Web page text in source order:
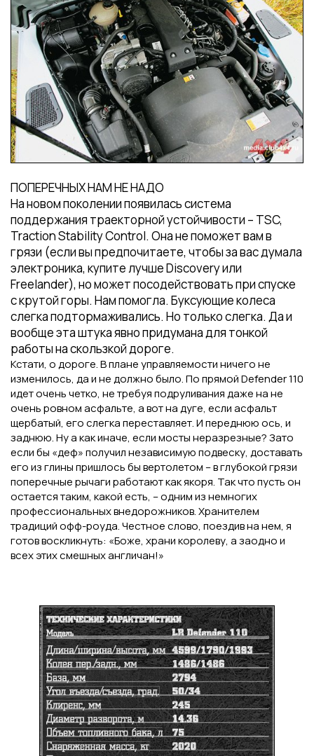
ПОПЕРЕЧНЫХ НАМ НЕ НАДО
На новом поколении появилась система
поддержания траекторной устойчивости – TSC,
Traction Stability Control. Она не поможет вам в
грязи (если вы предпочитаете, чтобы за вас думала
электроника, купите лучше Discovery или
Freelander), но может посодействовать при спуске
с крутой горы. Нам помогла. Буксующие колеса
слегка подтормаживались. Но только слегка. Да и
вообще эта штука явно придумана для тонкой
работы на скользкой дороге.
Кстати, о дороге. В плане управляемости ничего не
изменилось, да и не должно было. По прямой Defender 110
идет очень четко, не требуя подруливания даже на не
очень ровном асфальте, а вот на дуге, если асфальт
щербатый, его слегка переставляет. И переднюю ось, и
заднюю. Ну а как иначе, если мосты неразрезные? Зато
если бы «деф» получил независимую подвеску, доставать
его из глины пришлось бы вертолетом – в глубокой грязи
поперечные рычаги работают как якоря. Так что пусть он
остается таким, какой есть, – одним из немногих
профессиональных внедорожников. Хранителем
традиций офф-роуда. Честное слово, поездив на нем, я
готов воскликнуть: «Боже, храни королеву, а заодно и
всех этих смешных англичан!»